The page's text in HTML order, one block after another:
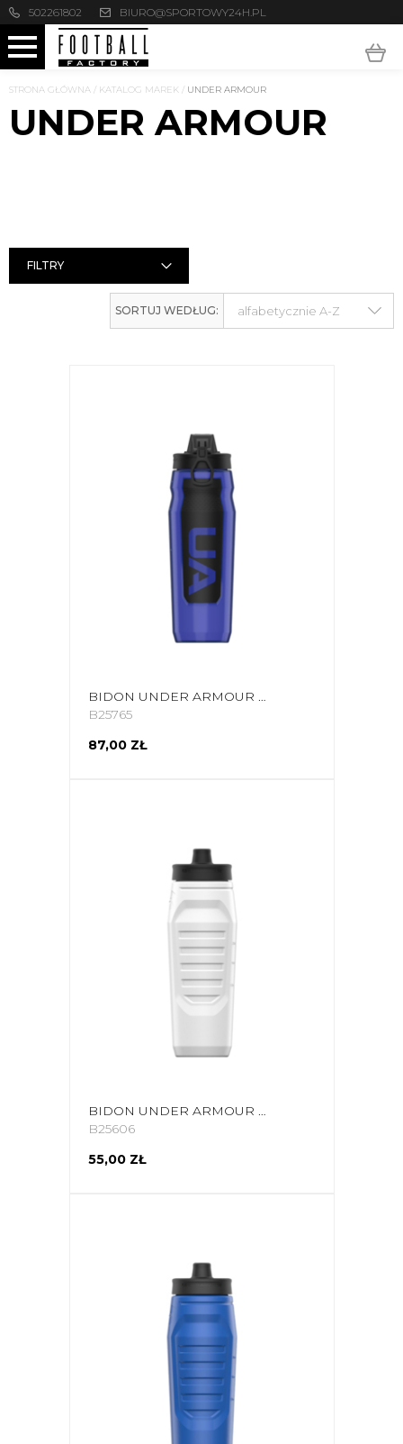
502261802 BIURO@SPORTOWY24H.PL
STRONA GŁÓWNA / KATALOG MAREK / UNDER ARMOUR
UNDER ARMOUR
FILTRY
SORTUJ WEDŁUG:
BIDON UNDER ARMOUR PLAYMAKER SQUEEZE 950 ML NIEBIESKI UA70320 1364836 400
B25765
87,00 ZŁ
BIDON UNDER ARMOUR SIDELINE SQUEEZE 950 ML BIAŁY UA70090 1364835 100
B25606
55,00 ZŁ